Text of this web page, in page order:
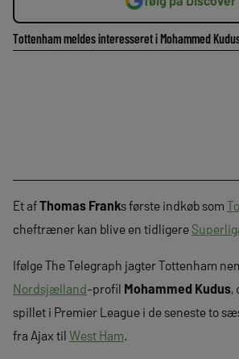
Tottenham meldes interesseret i Mohammed
Et afThomas Franks første indkøb som
cheftræner kan blive en tidligere
Ifølge The Telegraph jagter Tottenham
Nordsjælland-profil Mohammed Kudus,
spillet i Premier League i de seneste to
fra Ajax til West Ham.